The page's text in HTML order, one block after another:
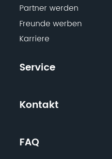
Partner werden
Freunde werben
Karriere
Service
Kontakt
FAQ